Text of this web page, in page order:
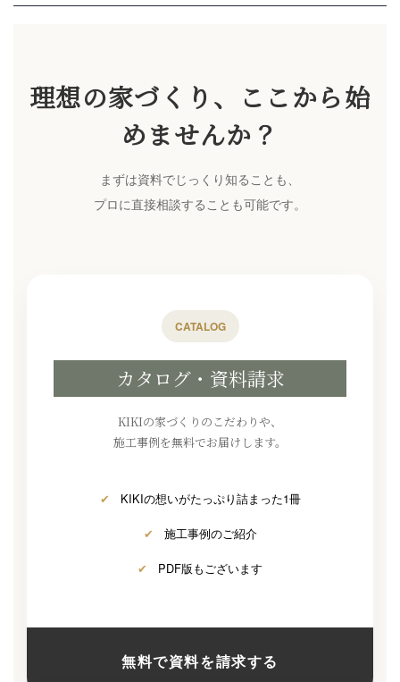
理想の家づくり、ここから始
めませんか？
まずは資料でじっくり知ることも、
プロに直接相談することも可能です。
CATALOG
カタログ・資料請求
KIKIの家づくりのこだわりや、
施工事例を無料でお届けします。
✔ KIKIの想いがたっぷり詰まった1冊
✔ 施工事例のご紹介
✔ PDF版もございます
無料で資料を請求する